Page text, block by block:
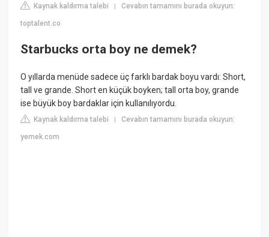
Kaynak kaldırma talebi |Cevabın tamamını burada okuyun:
toptalent.co
Starbucks orta boy ne demek?
O yıllarda menüde sadece üç farklı bardak boyu vardı: Short,
tall ve grande. Short en küçük boyken; tall orta boy, grande
ise büyük boy bardaklar için kullanılıyordu.
Kaynak kaldırma talebi |Cevabın tamamını burada okuyun:
yemek.com